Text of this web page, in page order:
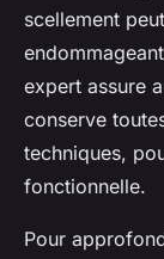
scellement
expert assure
conserve
techniques,
fonctionnelle.
Pour